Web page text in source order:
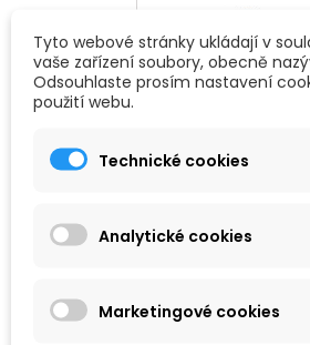
Tyto webové stránky ukládají v
vaše zařízení soubory, obecně
Odsouhlaste prosím nastavení
použití webu.
Technické cookies
Analytické cookies
Marketingové cookies